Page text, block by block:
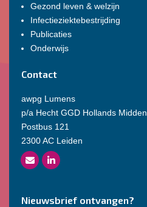
Gezond leven & welzijn
Infectieziektebestrijding
Publicaties
Onderwijs
Contact
awpg Lumens
p/a Hecht GGD Hollands Midden
Postbus 121
2300 AC Leiden
Nieuwsbrief ontvangen?